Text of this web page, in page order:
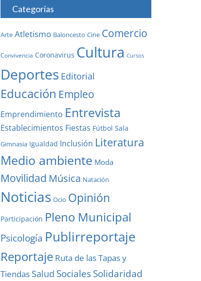
Categorías
Arte Atletismo Baloncesto Cine Comercio
Convivencia Coronavirus Cultura Cursos
Deportes Editorial
Educación Empleo
Emprendimiento Entrevista
Establecimientos Fiestas Fútbol Sala
Gimnasia Igualdad Inclusión Literatura
Medio ambiente Moda
Movilidad Música Natación
Noticias Ocio Opinión
Participación Pleno Municipal
Psicología Publirreportaje
Reportaje Ruta de las Tapas y
Tiendas Salud SocialesSolidaridad